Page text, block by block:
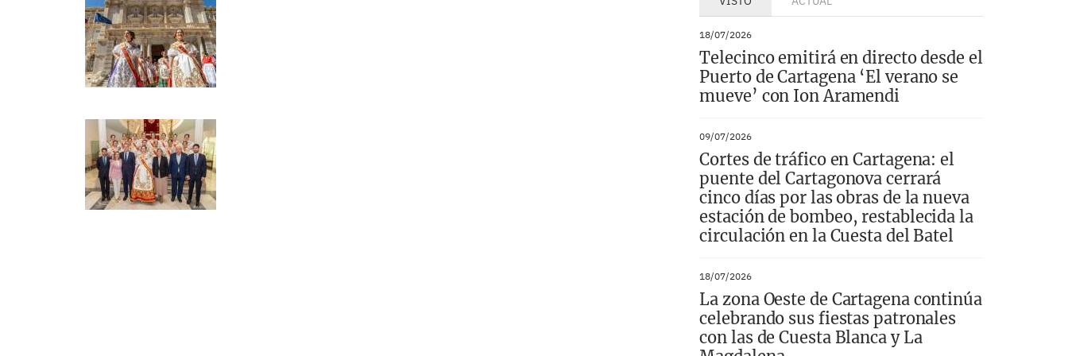
18/07/2026
Telecinco emitirá en directo desde el
Puerto de Cartagena ‘El verano se
mueve’ con Ion Aramendi
09/07/2026
Cortes de tráfico en Cartagena: el
puente del Cartagonova cerrará
cinco días por las obras de la nueva
estación de bombeo, restablecida la
circulación en la Cuesta del Batel
18/07/2026
La zona Oeste de Cartagena continúa
celebrando sus fiestas patronales
con las de Cuesta Blanca y La